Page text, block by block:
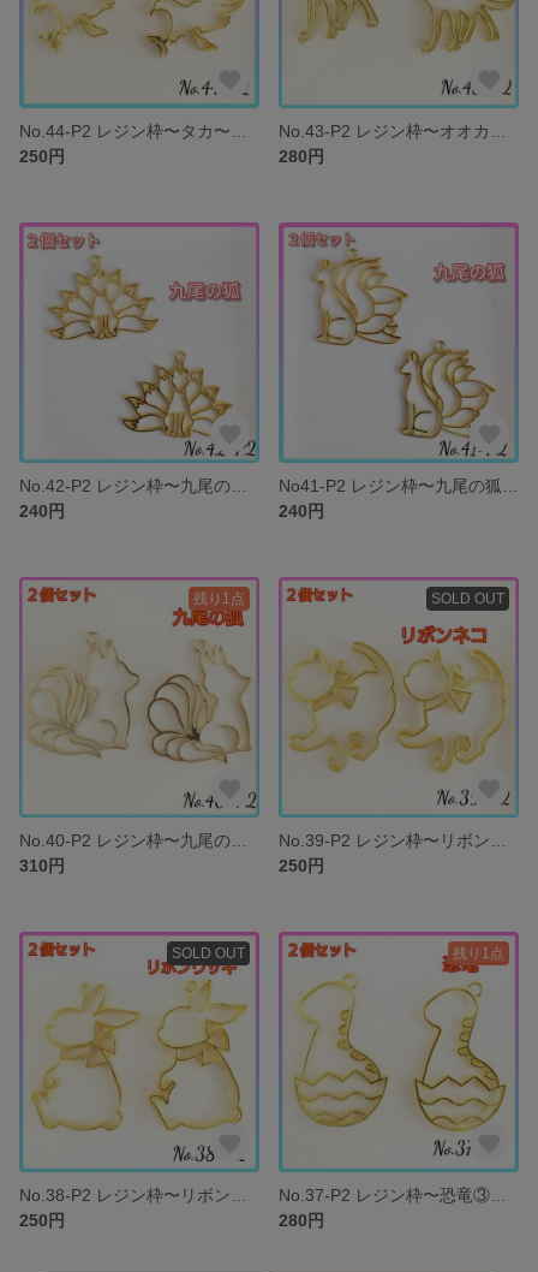
250円
280円
240円
240円
残り1点
310円
SOLD OUT
250円
SOLD OUT
250円
残り1点
280円